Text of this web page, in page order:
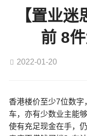
【置业
前 8件
2022-01-20
香港楼价至少7位数
车，亦有少数业主能
使有充足现金在手，